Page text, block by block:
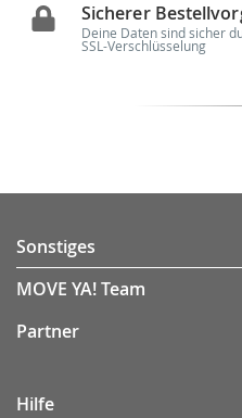
Sicherer
Deine Daten sind sicher
SSL-Verschlüsselung
Sonstiges
MOVE YA! Team
Partner
Hilfe